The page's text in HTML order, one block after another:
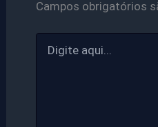
Campos obrigatórios
aqui...